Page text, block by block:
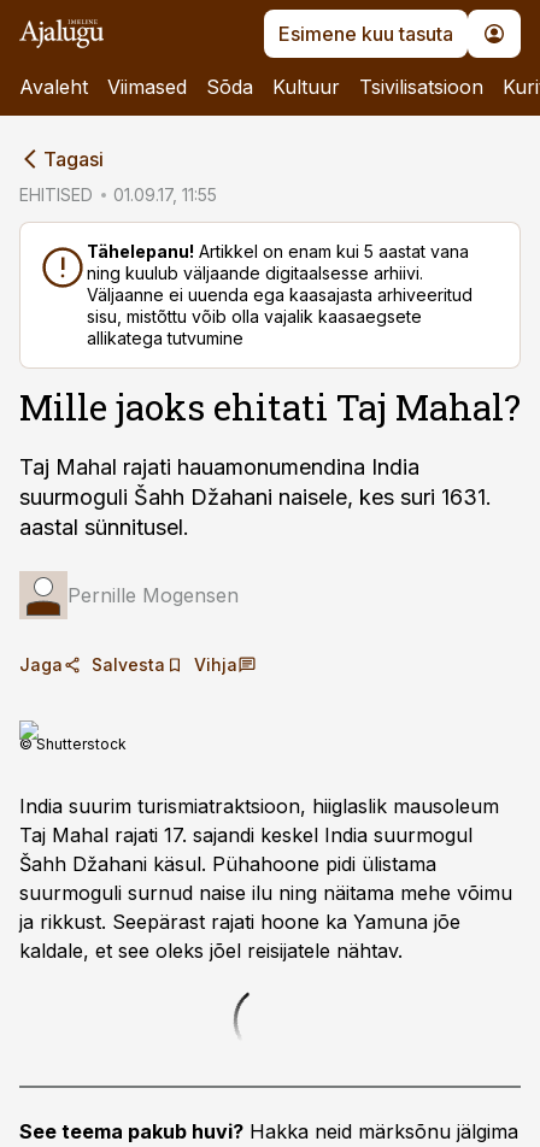
Esimene kuu tasuta
Avaleht Viimased Sõda Kultuur Tsivilisatsioon
Tagasi
EHITISED 01.09.17, 11:55
Tähelepanu! Artikkel on enam kui 5 aastat vana
ning kuulub väljaande digitaalsesse arhiivi.
Väljaanne ei uuenda ega kaasajasta arhiveeritud
sisu, mistõttu võib olla vajalik kaasaegsete
allikatega tutvumine
Mille jaoks ehitati Taj Mahal?
Taj Mahal rajati hauamonumendina India
suurmoguli Šahh Džahani naisele, kes suri 1631.
aastal sünnitusel.
Pernille Mogensen
Jaga Salvesta Vihja
© Shutterstock
India suurim turismiatraktsioon, hiiglaslik mausoleum
Taj Mahal rajati 17. sajandi keskel India suurmogul
Šahh Džahani käsul. Pühahoone pidi ülistama
suurmoguli surnud naise ilu ning näitama mehe võimu
ja rikkust. Seepärast rajati hoone ka Yamuna jõe
kaldale, et see oleks jõel reisijatele nähtav.
See teema pakub huvi? Hakka neid märksõnu jälgima